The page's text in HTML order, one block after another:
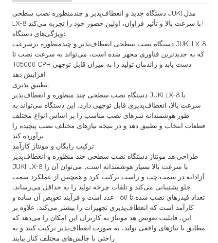
دستگاه جدید و انعطاف‌پذیر و چندمنظوره نصب سطحی JUKI مدل
LX-8 با سرعت بالا و تأثیر فراوان، اولین حضور خود را تجربه می‌کند!
ویژگی‌های دستگاه:
دستگاه نصب سطحی انعطاف‌پذیر و چندمنظوره پرسرعت JUKI LX-8
که به جدیدترین فناوری مجهز شده است، می‌تواند به سرعت نصب تا
105000 CPH دست یابد و راندمان تولید را به میزان قابل توجهی
افزایش دهد.
تطبیق پذیری:
دستگاه نصب سطحی چند منظوره و انعطاف‌پذیر JUKI LX-8 با
سرعت بالا، انعطاف‌پذیری قابل توجهی دارد. این دستگاه می‌تواند به
طور هوشمندانه سرهای نصب مناسب را بر اساس انواع مختلف
قطعات انتخاب و تطبیق دهد و در نتیجه نیازهای مختلف نصب پیچیده را
برآورده کند.
ترکیب رایگان و مونتاژ کارآمد:
طراحی هد مونتاژ دستگاه نصب سطحی چند منظوره و انعطاف‌پذیر
JUKI LX-8 با سرعت بالا بسیار هوشمندانه است. می‌توان آن را
آزادانه در سمت چپ و راست ترکیب کرد و همچنین از عملکرد سمت
جلو پشتیبانی می‌کند و تلفات چرخه تولید را به حداقل می‌رساند.
تعداد فیدرهای نصب شده تا 160 عدد است و فرآیند تعویض آن ساده و
کارآمد است که انعطاف‌پذیری تجهیزات را بیشتر می‌کند. علاوه بر
این، قابلیت تعویض هد مونتاژ به کاربران این امکان را می‌دهد که
مطابق با نیازهای واقعی تولید، به صورت انعطاف‌پذیر ترکیب کنند و به
راحتی با چالش‌های مختلف کنار بیایند.